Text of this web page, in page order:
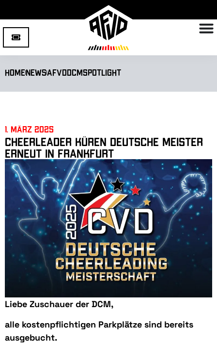
HomeNewsAFVDDCMSpotlight
1. März 2025
Cheerleader küren Deutsche Meister
erneut in Frankfurt
Liebe Zuschauer der DCM,
alle kostenpflichtigen Parkplätze sind bereits
ausgebucht.